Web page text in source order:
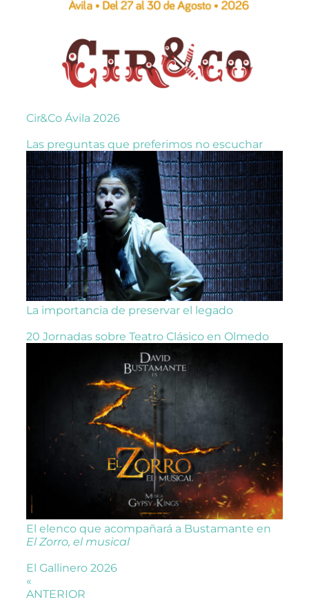
Cir&Co Ávila 2026
Las preguntas que preferimos no escuchar
La importancia de preservar el legado
20 Jornadas sobre Teatro Clásico en Olmedo
El elenco que acompañará a Bustamante en
El Zorro, el musical
El Gallinero 2026
«
ANTERIOR